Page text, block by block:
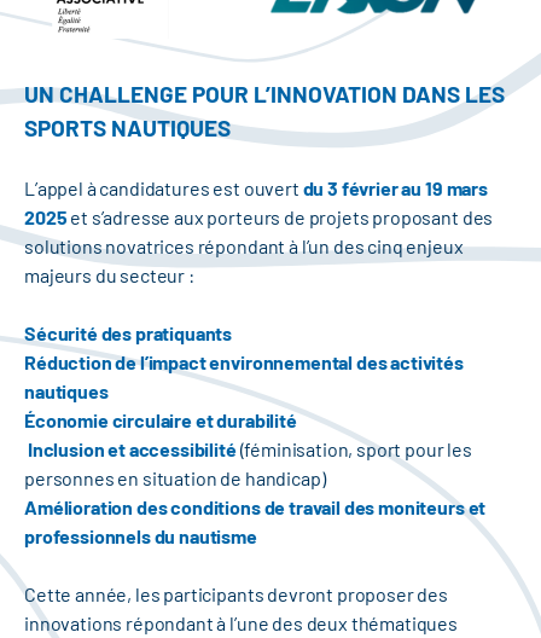
UN CHALLENGE POUR L’INNOVATION DANS LES
SPORTS NAUTIQUES
L’appel à candidatures est ouvert du 3 février au 19 mars
2025 et s’adresse aux porteurs de projets proposant des
solutions novatrices répondant à l’un des cinq enjeux
majeurs du secteur :
Sécurité des pratiquants
Réduction de l’impact environnemental des activités
nautiques
Économie circulaire et durabilité
Inclusion et accessibilité(féminisation, sport pour les
personnes en situation de handicap)
Amélioration des conditions de travail des moniteurs et
professionnels du nautisme
Cette année, les participants devront proposer des
innovations répondant à l’une des deux thématiques